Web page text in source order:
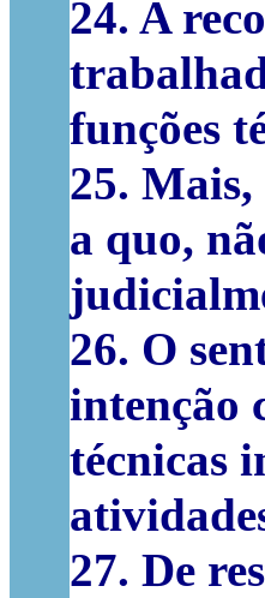
24. A
funções
25.
a quo,
26. O
intenção
técnicas
27. De